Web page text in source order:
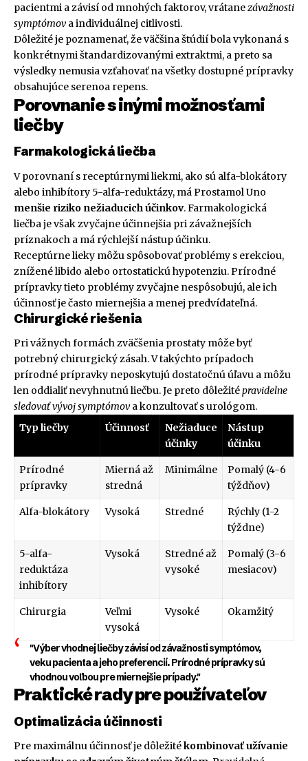
pacientmi a závisí od mnohých faktorov, vrátanezávažnosti
symptómov a individuálnej citlivosti.
Dôležité je poznamenať, že väčšina štúdií bola vykonaná s
konkrétnymi štandardizovanými extraktmi, a preto sa
výsledky nemusia vzťahovať na všetky dostupné prípravky
obsahujúce serenoa repens.
Porovnanie s inými možnosťami
liečby
Farmakologická liečba
V porovnaní s receptúrnymi liekmi, ako sú alfa-blokátory
alebo inhibítory 5-alfa-reduktázy, má Prostamol Uno
menšie riziko nežiaducich účinkov. Farmakologická
liečba je však zvyčajne účinnejšia pri závažnejších
príznakoch a má rýchlejší nástup účinku.
Receptúrne lieky môžu spôsobovať problémy s erekciou,
znížené libido alebo ortostatickú hypotenziu. Prírodné
prípravky tieto problémy zvyčajne nespôsobujú, ale ich
účinnosť je často miernejšia a menej predvídateľná.
Chirurgické riešenia
Pri vážnych formách zväčšenia prostaty môže byť
potrebný chirurgický zásah. V takýchto prípadoch
prírodné prípravky neposkytujú dostatočnú úľavu a môžu
len oddialiť nevyhnutnú liečbu. Je preto dôležitépravidelne
sledovať vývoj symptómov a konzultovať s urológom.
Typ liečby
Účinnosť
Nežiaduce
účinky
Nástup
účinku
Prírodné
prípravky
Mierná až
stredná
Minimálne
Pomalý (4-6
týždňov)
Alfa-blokátory Vysoká Stredné
Rýchly (1-2
týždne)
5-alfa-
reduktáza
inhibítory
Vysoká
Stredné až
vysoké
Pomalý (3-6
mesiacov)
Chirurgia
Veľmi
vysoká
Vysoké Okamžitý
"Výber vhodnej liečby závisí od závažnosti symptómov,
veku pacienta a jeho preferencií. Prírodné prípravky sú
vhodnou voľbou pre miernejšie prípady."
Praktické rady pre používateľov
Optimalizácia účinnosti
Pre maximálnu účinnosť je dôležitékombinovať užívanie